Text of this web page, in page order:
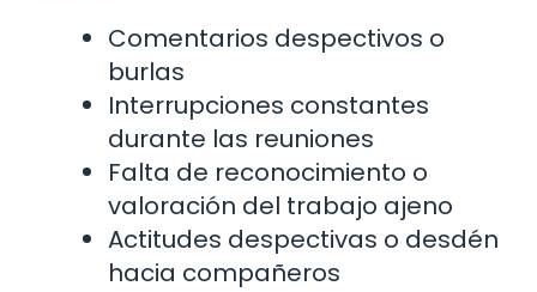
Comentarios despectivos o
burlas
Interrupciones constantes
durante las reuniones
Falta de reconocimiento o
valoración del trabajo ajeno
Actitudes despectivas o desdén
hacia compañeros